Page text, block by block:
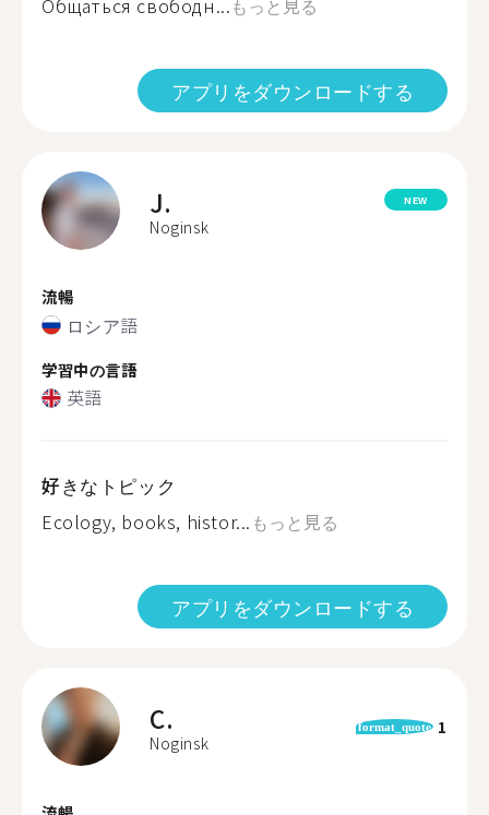
Общаться свободн...もっと見る
アプリをダウンロードする
J.
Noginsk
NEW
流暢
ロシア語
学習中の言語
英語
好きなトピック
Ecology, books, histor... もっと見る
アプリをダウンロードする
C.
Noginsk
format_quote 1